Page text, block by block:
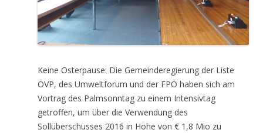
Keine Osterpause: Die Gemeinderegierung der Liste
ÖVP, des Umweltforum und der FPÖ haben sich am
Vortrag des Palmsonntag zu einem Intensivtag
getroffen, um über die Verwendung des
Sollüberschusses 2016 in Höhe von € 1,8 Mio zu